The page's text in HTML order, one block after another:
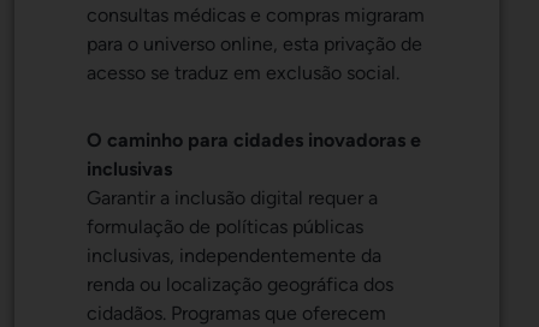
consultas médicas e compras migraram
para o universo online, esta privação de
acesso se traduz em exclusão social.
O caminho para cidades inovadoras e
inclusivas
Garantir a inclusão digital requer a
formulação de políticas públicas
inclusivas, independentemente da
renda ou localização geográfica dos
cidadãos. Programas que oferecem